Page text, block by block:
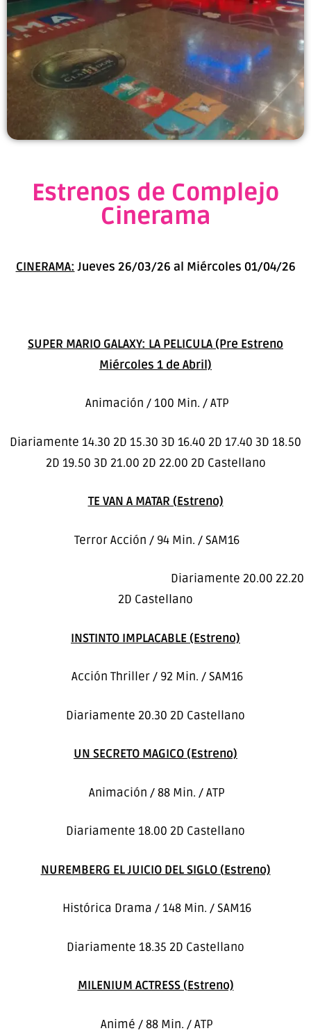
Estrenos de Complejo
Cinerama
CINERAMA: Jueves 26/03/26 al Miércoles 01/04/26
SUPER MARIO GALAXY: LA PELICULA (Pre Estreno
Miércoles 1 de Abril)
Animación / 100 Min. / ATP
Diariamente 14.30 2D 15.30 3D 16.40 2D 17.40 3D 18.50
2D 19.50 3D 21.00 2D 22.00 2D Castellano
TE VAN A MATAR (Estreno)
Terror Acción / 94 Min. / SAM16
Diariamente 20.00 22.20
2D Castellano
INSTINTO IMPLACABLE (Estreno)
Acción Thriller / 92 Min. / SAM16
Diariamente 20.30 2D Castellano
UN SECRETO MAGICO (Estreno)
Animación / 88 Min. / ATP
Diariamente 18.00 2D Castellano
NUREMBERG EL JUICIO DEL SIGLO (Estreno)
Histórica Drama / 148 Min. / SAM16
Diariamente 18.35 2D Castellano
MILENIUM ACTRESS (Estreno)
Animé / 88 Min. / ATP